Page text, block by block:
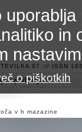
67 :// ISSN
področje 42
v h mazazine
in
o piškotkih